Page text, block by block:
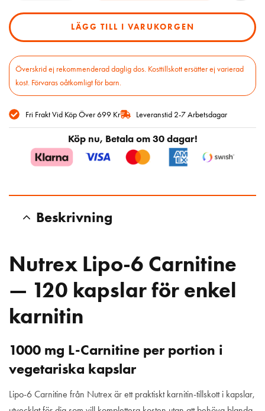
LÄGG TILL I VARUKORGEN
Överskrid ej rekommenderad daglig dos. Kosttillskott ersätter ej varierad
kost. Förvaras oåtkomligt för barn.
Fri Frakt Vid Köp Över 699 Kr Leveranstid 2-7 Arbetsdagar
Köp nu, Betala om 30 dagar!
Beskrivning
Nutrex Lipo-6 Carnitine
— 120 kapslar för enkel
karnitin
1000 mg L-Carnitine per portion i
vegetariska kapslar
Lipo-6 Carnitine från Nutrex är ett praktiskt karnitin-tillskott i kapslar,